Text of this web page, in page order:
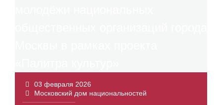
03 февраля 2026
Московский дом национальностей